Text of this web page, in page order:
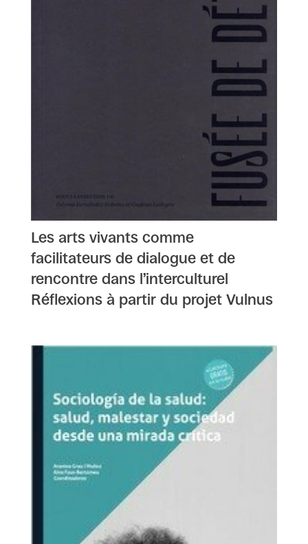
Les arts vivants comme
facilitateurs de dialogue et de
rencontre dans l’interculturel
Réflexions à partir du projet Vulnus